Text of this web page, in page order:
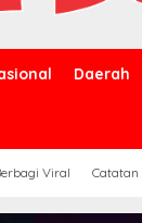
Daerah
Viral Catatan